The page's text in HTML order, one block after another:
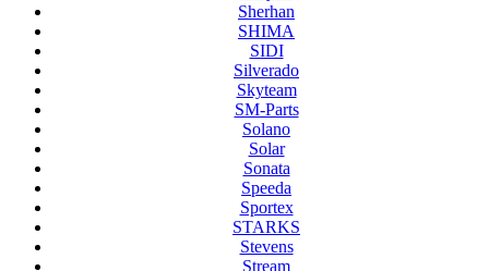
Sherhan
SHIMA
SIDI
Silverado
Skyteam
SM-Parts
Solano
Solar
Sonata
Speeda
Sportex
STARKS
Stevens
Stream